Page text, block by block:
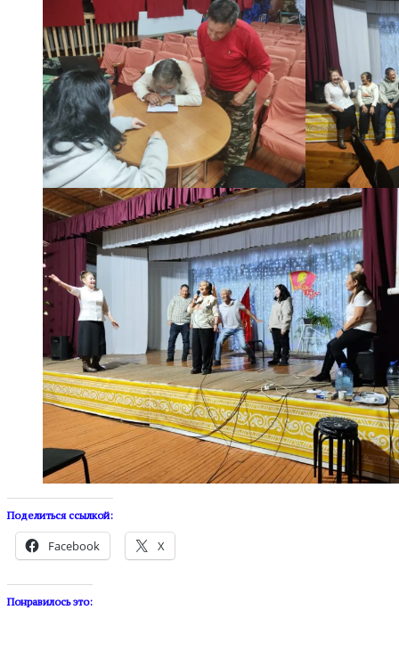
Поделиться ссылкой:
Facebook X
Понравилось это: